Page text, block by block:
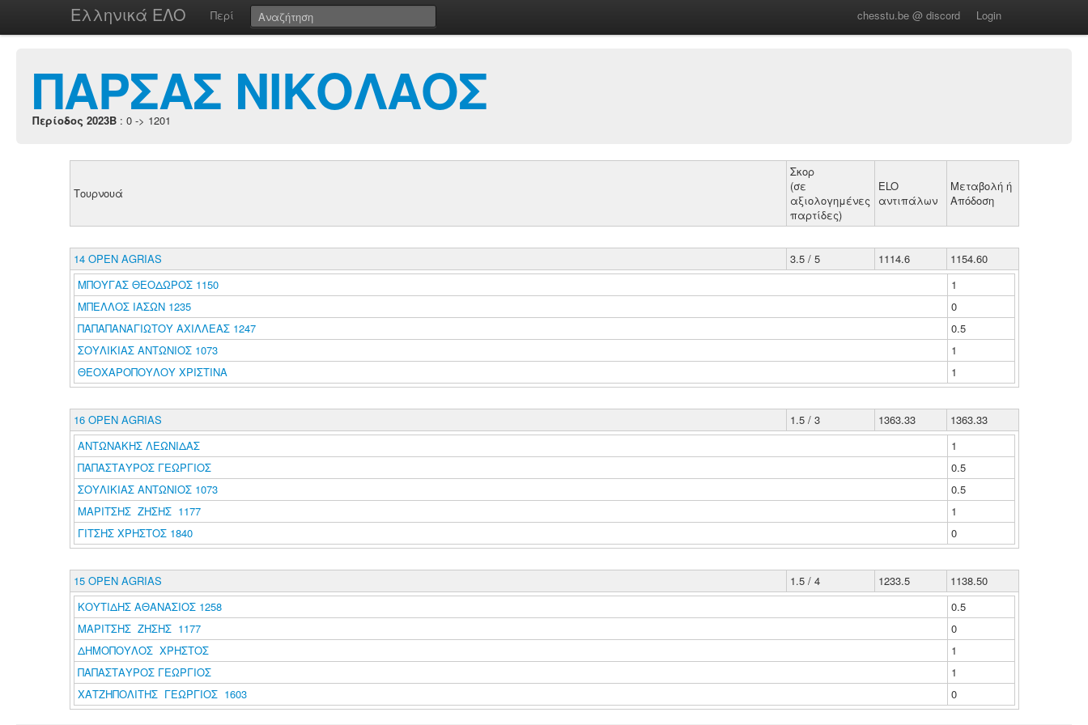
Ελληνικά ΕΛΟ Περί chesstu.be @ discord Login
ΠΑΡΣΑΣ ΝΙΚΟΛΑΟΣ
Περίοδος 2023B : 0 -> 1201
Τουρνουά
Σκορ
(σε
αξιολογημένες
παρτίδες)
ELO
αντιπάλων
Μεταβολή ή
Απόδοση
14 OPEN AGRIAS 3.5 / 5 1114.6
1154.60
ΜΠΟΥΓΑΣ ΘΕΟΔΩΡΟΣ 1150
1
ΜΠΕΛΛΟΣ ΙΑΣΩΝ 1235
0
ΠΑΠΑΠΑΝΑΓΙΩΤΟΥ ΑΧΙΛΛΕΑΣ 1247
0.5
ΣΟΥΛΙΚΙΑΣ ΑΝΤΩΝΙΟΣ 1073
1
ΘΕΟΧΑΡΟΠΟΥΛΟΥ ΧΡΙΣΤΙΝΑ
1
16 OPEN AGRIAS 1.5 / 3 1363.33
1363.33
ΑΝΤΩΝΑΚΗΣ ΛΕΩΝΙΔΑΣ
1
ΠΑΠΑΣΤΑΥΡΟΣ ΓΕΩΡΓΙΟΣ
0.5
ΣΟΥΛΙΚΙΑΣ ΑΝΤΩΝΙΟΣ 1073
0.5
ΜΑΡΙΤΣΗΣ ΖΗΣΗΣ 1177
1
ΓΙΤΣΗΣ ΧΡΗΣΤΟΣ 1840
0
15 OPEN AGRIAS 1.5 / 4 1233.5
1138.50
ΚΟΥΤΙΔΗΣ ΑΘΑΝΑΣΙΟΣ 1258
0.5
ΜΑΡΙΤΣΗΣ ΖΗΣΗΣ 1177
0
ΔΗΜΟΠΟΥΛΟΣ ΧΡΗΣΤΟΣ
1
ΠΑΠΑΣΤΑΥΡΟΣ ΓΕΩΡΓΙΟΣ
1
ΧΑΤΖΗΠΟΛΙΤΗΣ ΓΕΩΡΓΙΟΣ 1603
0